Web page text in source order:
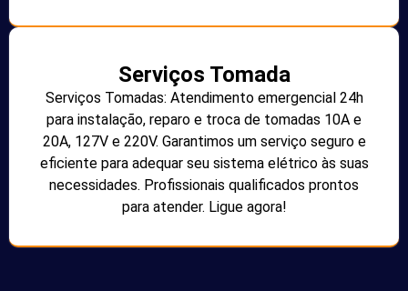
Serviços Tomada
Serviços Tomadas: Atendimento emergencial 24h
para instalação, reparo e troca de tomadas 10A e
20A, 127V e 220V. Garantimos um serviço seguro e
eficiente para adequar seu sistema elétrico às suas
necessidades. Profissionais qualificados prontos
para atender. Ligue agora!